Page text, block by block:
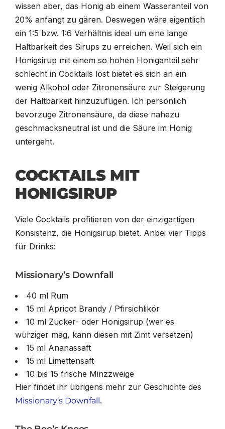
wissen aber, das Honig ab einem Wasseranteil von
20% anfängt zu gären. Deswegen wäre eigentlich
ein 1:5 bzw. 1:6 Verhältnis ideal um eine lange
Haltbarkeit des Sirups zu erreichen. Weil sich ein
Honigsirup mit einem so hohen Honiganteil sehr
schlecht in Cocktails löst bietet es sich an ein
wenig Alkohol oder Zitronensäure zur Steigerung
der Haltbarkeit hinzuzufügen. Ich persönlich
bevorzuge Zitronensäure, da diese nahezu
geschmacksneutral ist und die Säure im Honig
untergeht.
COCKTAILS MIT
HONIGSIRUP
Viele Cocktails profitieren von der einzigartigen
Konsistenz, die Honigsirup bietet. Anbei vier Tipps
für Drinks:
Missionary’s Downfall
40 ml Rum
15 ml Apricot Brandy / Pfirsichlikör
10 ml Zucker- oder Honigsirup (wer es
würziger mag, kann diesen mit Zimt versetzen)
15 ml Ananassaft
15 ml Limettensaft
10 bis 15 frische Minzzweige
Hier findet ihr übrigens mehr zur Geschichte des
Missionary’s Downfall.